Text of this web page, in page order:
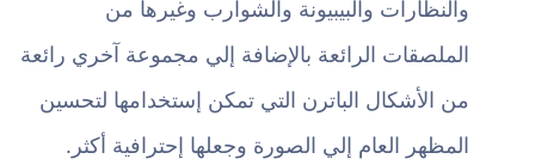
والنظارات والبيبيونة والشوارب وغيرها من
الملصقات الرائعة بالإضافة إلي مجموعة آخري رائعة
من الأشكال الباترن التي تمكن إستخدامها لتحسين
المظهر العام إلي الصورة وجعلها إحترافية أكثر.